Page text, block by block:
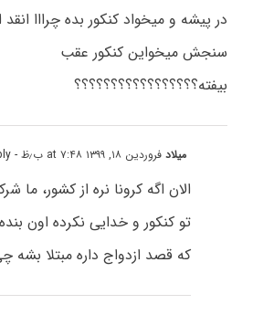
در پیشه و میخواد کنکور بده چرااا انقد
سنجش میخواین کنکور عقب
بیفته؟؟؟؟؟؟؟؟؟؟؟؟؟؟؟؟؟
میلادفروردین ۱۸, ۱۳۹۹ at ۷:۴۸ ب٫ظ - Reply
الان اگه کرونا نره از کشور، ما
تو کنکور و خدایی نکرده اون
که قصد ازدواج داره مبتلا بشه